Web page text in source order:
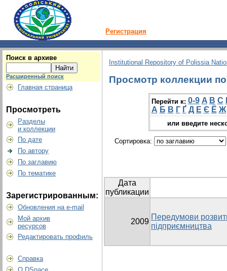
Регистрация
Поиск в архиве
Расширенный поиск
Главная страница
Просмотреть
Разделы
и коллекции
По дате
По автору
По заглавию
По тематике
Зарегистрированным:
Обновления на e-mail
Мой архив
ресурсов
Редактировать профиль
Справка
Institutional Repository of Polissia
Просмотр коллекции
Перейти к: 0-9 A B C
А Б В Г Ґ Д Е Є Ё Ж
или введите
Сортировка:
Дата
публикации
2009
Передумови
підприємництва